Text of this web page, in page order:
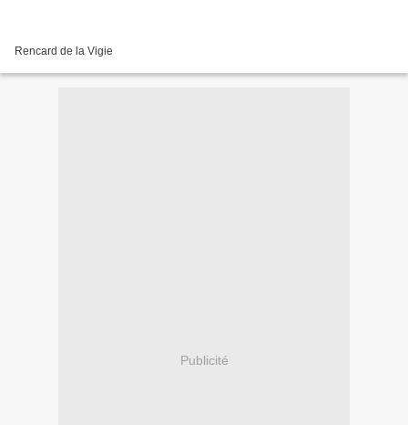
Rencard de la Vigie
Publicité